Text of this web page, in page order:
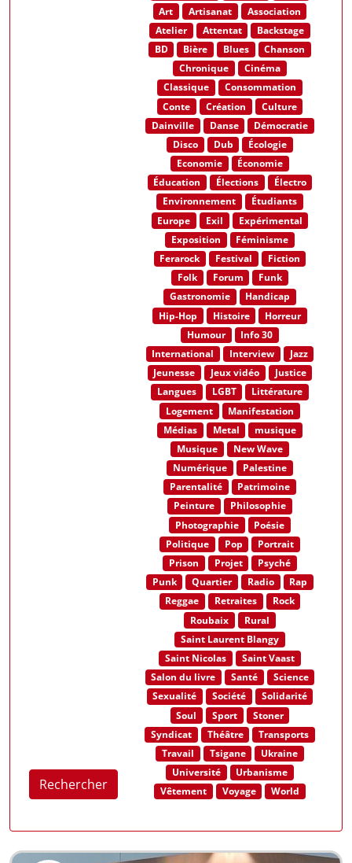
Rechercher
Art
Artisanat
Association
Atelier
Attentat
Backstage
BD
Bière Blues
Chanson
Chronique
Cinéma
Classique
Consommation
Conte
Création
Culture
Dainville
Danse
Démocratie
Disco
Dub
Écologie
Economie
Économie
Éducation
Élections
Électro
Environnement
Étudiants
Europe
Exil
Expérimental
Exposition
Féminisme
Ferarock
Festival
Fiction
Folk
Forum
Funk
Gastronomie
Handicap
Hip-Hop
Histoire
Horreur
Humour
Info 30
International
Interview
Jazz
Jeunesse
Jeux vidéo
Justice
Langues
LGBT
Littérature
Logement
Manifestation
Médias
Metal
musique
Musique
New Wave
Numérique
Palestine
Parentalité
Patrimoine
Peinture
Philosophie
Photographie
Poésie
Politique
Pop
Portrait
Prison
Projet
Psyché
Punk
Quartier Radio
Rap
Reggae
Retraites
Rock
Roubaix
Rural
Saint Laurent Blangy
Saint Nicolas
Saint Vaast
Salon du livre
Santé
Science
Sexualité
Société
Solidarité
Soul
Sport
Stoner
Syndicat
Théâtre
Transports
Travail
Tsigane
Ukraine
Université
Urbanisme
Vêtement
Voyage World